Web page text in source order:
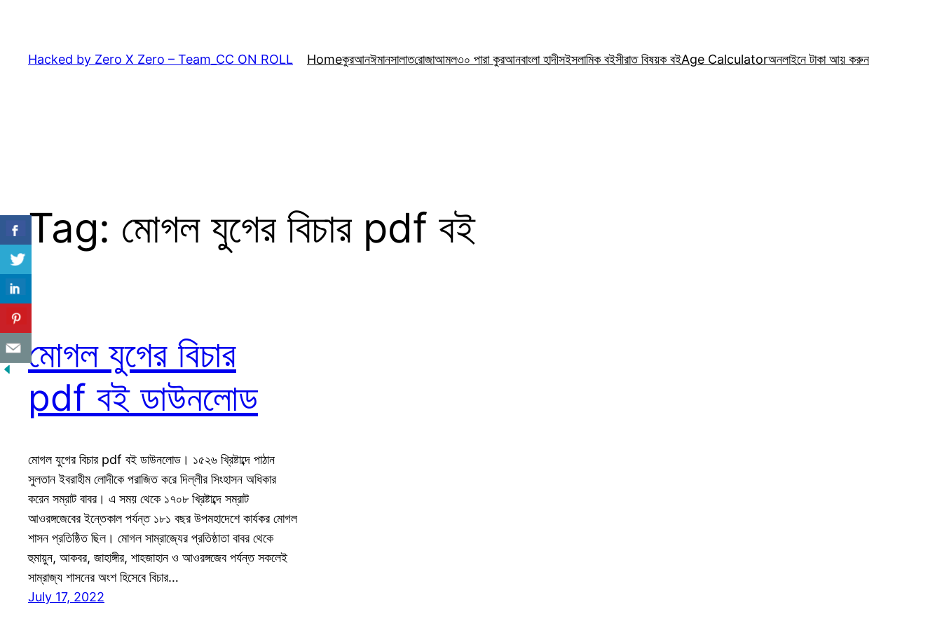
content
Hacked by Zero X Zero – Team_CC ON ROLL Homeকুরআনঈমানসালাতরোজাআমল৩০ পারা কুরআনবাংলা হাদীসইসলামিক বইসীরাত বিষয়ক বইAge Calculatorঅনলাইনে টাকা আয় করুন
Tag: মোগল যুগের বিচার pdf বই
মোগল যুগের বিচার
pdf বই ডাউনলোড
মোগল যুগের বিচার pdf বই ডাউনলোড। ১৫২৬ খ্রিষ্টাব্দে পাঠান
সুলতান ইবরাহীম লোদীকে পরাজিত করে দিল্লীর সিংহাসন অধিকার
করেন সম্রাট বাবর। এ সময় থেকে ১৭০৮ খ্রিষ্টাব্দে সম্রাট
আওরঙ্গজেবের ইন্তেকাল পর্যন্ত ১৮১ বছর উপমহাদেশে কার্যকর মোগল
শাসন প্রতিষ্ঠিত ছিল। মোগল সাম্রাজ্যের প্রতিষ্ঠাতা বাবর থেকে
হুমায়ুন, আকবর, জাহাঙ্গীর, শাহজাহান ও আওরঙ্গজেব পর্যন্ত সকলেই
সাম্রাজ্য শাসনের অংশ হিসেবে বিচার…
July 17, 2022